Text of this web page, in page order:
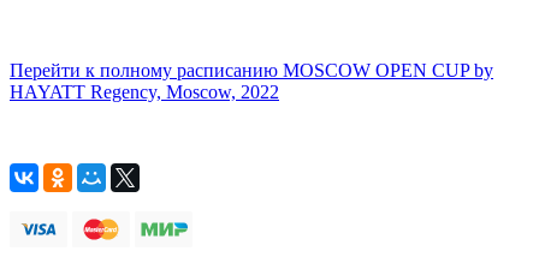
Перейти к полному расписанию MOSCOW OPEN CUP by
HAYATT Regency, Moscow, 2022